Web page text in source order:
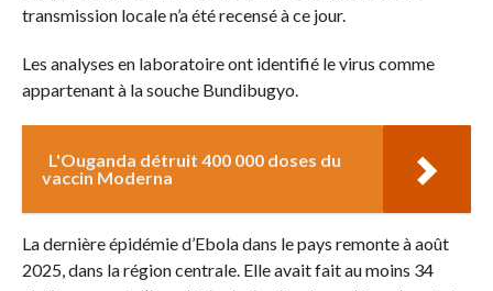
transmission locale n’a été recensé à ce jour.
Les analyses en laboratoire ont identifié le virus comme
appartenant à la souche Bundibugyo.
L'Ouganda détruit 400 000 doses du
vaccin Moderna
La dernière épidémie d’Ebola dans le pays remonte à août
2025, dans la région centrale. Elle avait fait au moins 34